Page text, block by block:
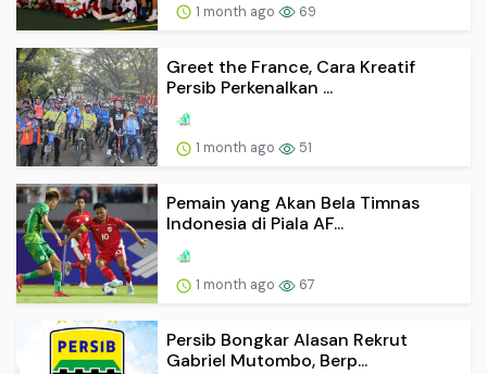
1 month ago 69
Greet the France, Cara Kreatif
Persib Perkenalkan ...
1 month ago 51
Pemain yang Akan Bela Timnas
Indonesia di Piala AF...
1 month ago 67
Persib Bongkar Alasan Rekrut
Gabriel Mutombo, Berp...